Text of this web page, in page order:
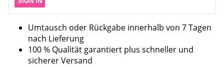
Umtausch oder Rückgabe innerhalb von 7 Tagen
nach Lieferung
100 % Qualität garantiert plus schneller und
sicherer Versand